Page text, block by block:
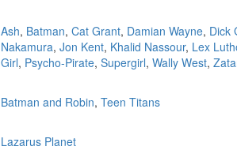
Ash, Batman, Cat Grant, Damian Wayne, Dick
Nakamura, Jon Kent, Khalid Nassour, Lex
Girl, Psycho-Pirate, Supergirl, Wally West,
Batman and Robin, Teen Titans
Lazarus Planet